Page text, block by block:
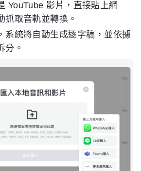
YouTube 影片，直接貼上網
抓取音軌並轉換。
系統將自動生成逐字稿，並依據
分。